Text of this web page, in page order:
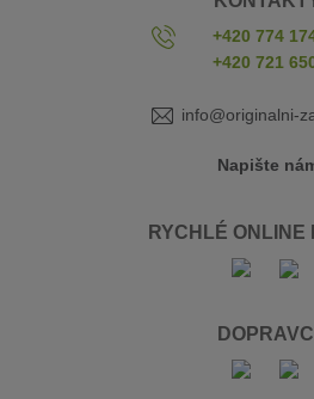
+420 774
+420 721
info@originalni-
Napište
RYCHLÉ ONLINE
DOPRAVCI